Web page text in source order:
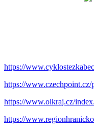
https://
https://www.czechpoint.cz/
https://www.olkraj.cz/
https://